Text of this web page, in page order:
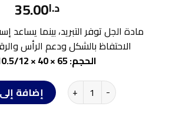
د.ا35.00
مادة الجل توفر التبريد، بينما يساعد
الاحتفاظ بالشكل ودعم الرأس
الحجم: 65 × 40 × 10.5/12 سم
كمية وسادة جل كنتور | Contour gel pillow
إضافة